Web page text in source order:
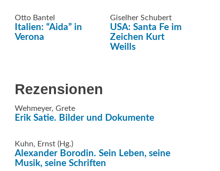
Otto Bantel
Italien: “Aida” in
Verona
Giselher Schubert
USA: Santa Fe im
Zeichen Kurt
Weills
Rezensionen
Wehmeyer, Grete
Erik Satie. Bilder und Dokumente
Kuhn, Ernst (Hg.)
Alexander Borodin. Sein Leben, seine
Musik, seine Schriften